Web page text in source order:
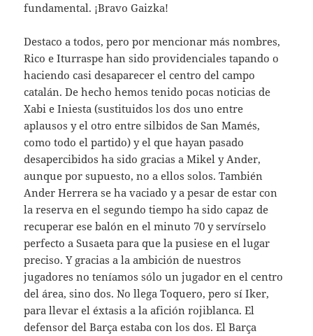
fundamental. ¡Bravo Gaizka!
Destaco a todos, pero por mencionar más nombres,
Rico e Iturraspe han sido providenciales tapando o
haciendo casi desaparecer el centro del campo
catalán. De hecho hemos tenido pocas noticias de
Xabi e Iniesta (sustituidos los dos uno entre
aplausos y el otro entre silbidos de San Mamés,
como todo el partido) y el que hayan pasado
desapercibidos ha sido gracias a Mikel y Ander,
aunque por supuesto, no a ellos solos. También
Ander Herrera se ha vaciado y a pesar de estar con
la reserva en el segundo tiempo ha sido capaz de
recuperar ese balón en el minuto 70 y servírselo
perfecto a Susaeta para que la pusiese en el lugar
preciso. Y gracias a la ambición de nuestros
jugadores no teníamos sólo un jugador en el centro
del área, sino dos. No llega Toquero, pero sí Iker,
para llevar el éxtasis a la afición rojiblanca. El
defensor del Barça estaba con los dos. El Barça